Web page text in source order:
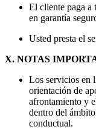
El cliente paga a
en garantía
Usted presta el
X. NOTAS
Los servicios en
orientación de
afrontamiento y
dentro del
conductual.